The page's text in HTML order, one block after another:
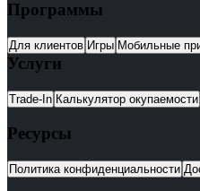
Программы
Для клиентов Игры Мобильные
Услуги
Trade-In Калькулятор окупаемости
Ресурсы
Политика конфиденциальности